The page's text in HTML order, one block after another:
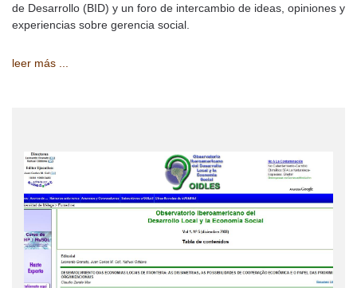
de Desarrollo (BID) y un foro de intercambio de ideas, opiniones y
experiencias sobre gerencia social.
leer más ...